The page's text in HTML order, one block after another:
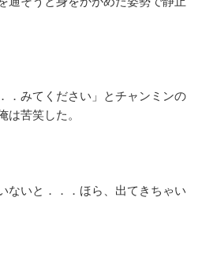
．みてください」とチャンミンの
は苦笑した。
ないと．．．ほら、出てきちゃい